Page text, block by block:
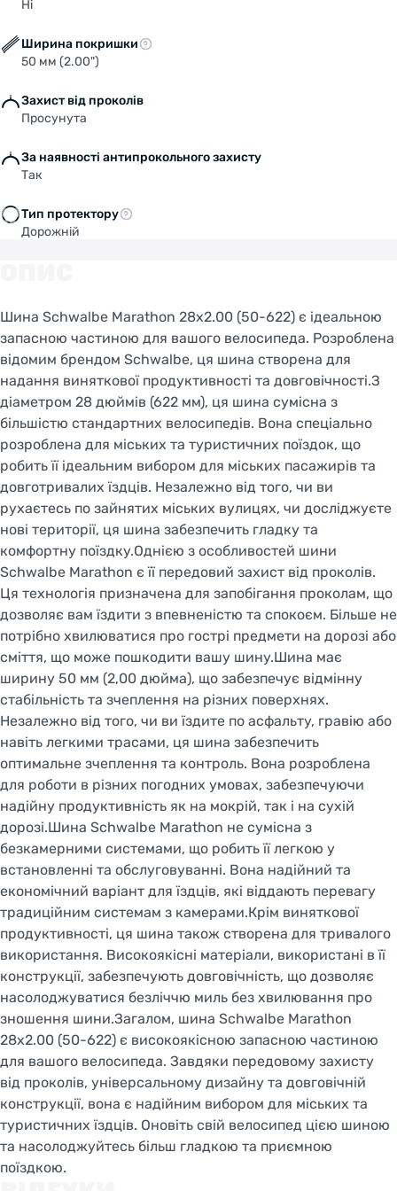
Компаунд: Endurance.
> EPI: 67.
Безкамерне використання: ні.
Вага: 1080 г.
Ні
Ширина покришки
50 мм (2.00")
Захист від проколів
Просунута
За наявності антипрокольного захисту
Так
Тип протектору
Дорожній
Шина Schwalbe Marathon 28x2.00 (50-622) є ідеальною
запасною частиною для вашого велосипеда. Розроблена
відомим брендом Schwalbe, ця шина створена для
надання виняткової продуктивності та довговічності.З
діаметром 28 дюймів (622 мм), ця шина сумісна з
більшістю стандартних велосипедів. Вона спеціально
розроблена для міських та туристичних поїздок, що
робить її ідеальним вибором для міських пасажирів та
довготривалих їздців. Незалежно від того, чи ви
рухаєтесь по зайнятих міських вулицях, чи досліджуєте
нові території, ця шина забезпечить гладку та
комфортну поїздку.Однією з особливостей шини
Schwalbe Marathon є її передовий захист від проколів.
Ця технологія призначена для запобігання проколам, що
дозволяє вам їздити з впевненістю та спокоєм. Більше не
потрібно хвилюватися про гострі предмети на дорозі або
сміття, що може пошкодити вашу шину.Шина має
ширину 50 мм (2,00 дюйма), що забезпечує відмінну
стабільність та зчеплення на різних поверхнях.
Незалежно від того, чи ви їздите по асфальту, гравію або
навіть легкими трасами, ця шина забезпечить
оптимальне зчеплення та контроль. Вона розроблена
для роботи в різних погодних умовах, забезпечуючи
надійну продуктивність як на мокрій, так і на сухій
дорозі.Шина Schwalbe Marathon не сумісна з
безкамерними системами, що робить її легкою у
встановленні та обслуговуванні. Вона надійний та
економічний варіант для їздців, які віддають перевагу
традиційним системам з камерами.Крім виняткової
продуктивності, ця шина також створена для тривалого
використання. Високоякісні матеріали, використані в її
конструкції, забезпечують довговічність, що дозволяє
насолоджуватися безліччю миль без хвилювання про
зношення шини.Загалом, шина Schwalbe Marathon
28x2.00 (50-622) є високоякісною запасною частиною
для вашого велосипеда. Завдяки передовому захисту
від проколів, універсальному дизайну та довговічній
конструкції, вона є надійним вибором для міських та
туристичних їздців. Оновіть свій велосипед цією шиною
та насолоджуйтесь більш гладкою та приємною
поїздкою.